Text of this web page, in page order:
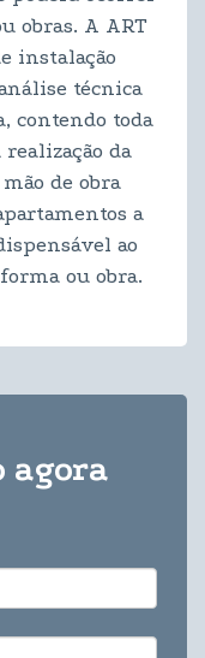
obras. A ART
instalação
técnica
contendo toda
da
de obra
a
ao
ou obra.
agora